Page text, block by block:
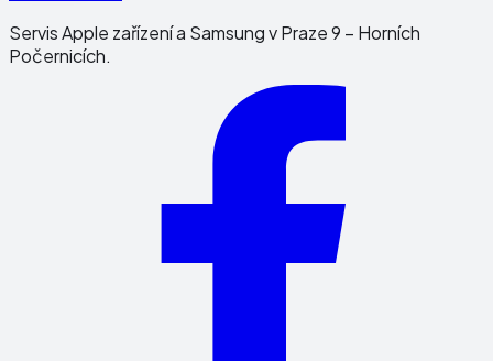
Servis Apple zařízení a Samsung v Praze 9 – Horních
Počernicích.